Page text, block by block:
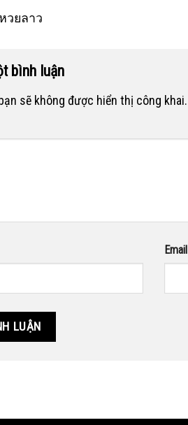
วยลาว
bình luận
sẽ không được hiển thị công khai.
Email